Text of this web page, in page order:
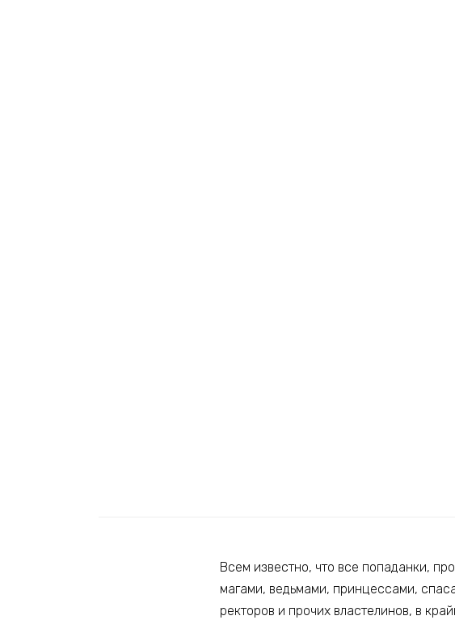
Всем известно, что все попаданки,
магами, ведьмами, принцессами,
ректоров и прочих властелинов, в